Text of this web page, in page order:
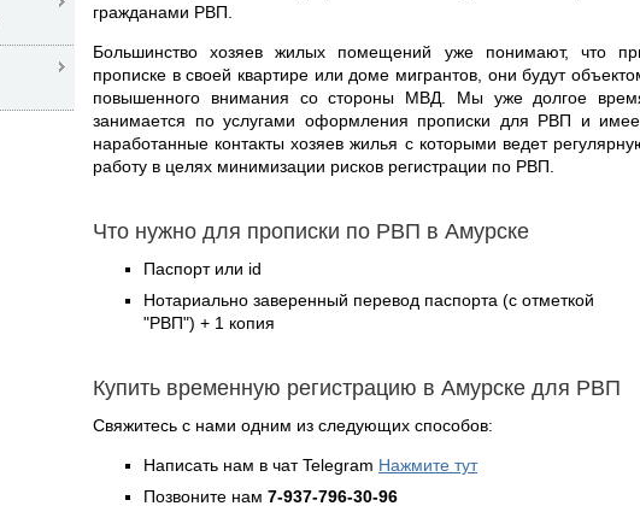
гражданами РВП.
Большинство хозяев жилых помещений уже понимают, что
прописке в своей квартире или доме мигрантов, они будут
повышенного внимания со стороны МВД. Мы уже долгое
занимается по услугами оформления прописки для РВП и
наработанные контакты хозяев жилья с которыми ведет
работу в целях минимизации рисков регистрации по РВП.
Что нужно для прописки по РВП в Амурске
Паспорт или id
Нотариально заверенный перевод паспорта (с отметкой
"РВП") + 1 копия
Купить временную регистрацию в Амурске для РВП
Свяжитесь с нами одним из следующих способов:
Написать нам в чат Telegram Нажмите тут
Позвоните нам 7-937-796-30-96